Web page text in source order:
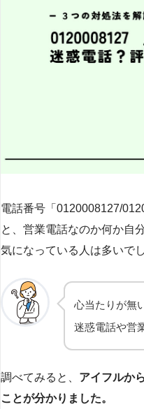
電話番号「0120008127/
と、営業電話なのか何か自
気になっている人は多いでし
心当たりが無
迷惑電話や営
調べてみると、 アイフルか
ことが分かりました。